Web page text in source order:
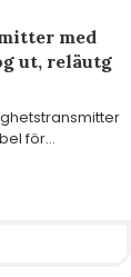
med
ut, reläutg
för